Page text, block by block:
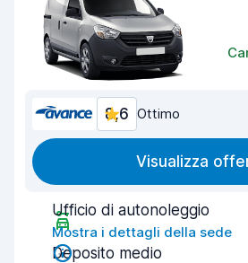
8,6 Ottimo
Visualizza
Ufficio di autonoleggio
Mostra i dettagli della sede
Deposito medio